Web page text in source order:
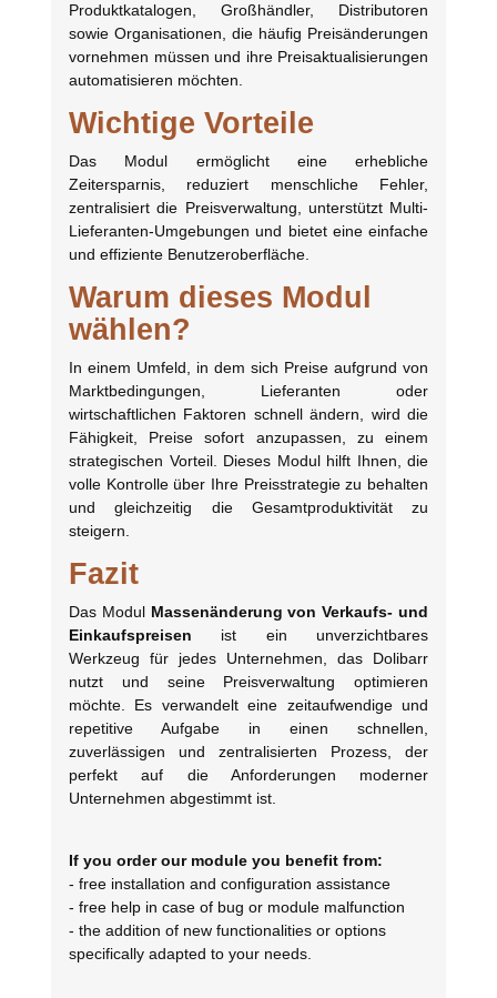
Produktkatalogen, Großhändler, Distributoren
sowie Organisationen, die häufig Preisänderungen
vornehmen müssen und ihre Preisaktualisierungen
automatisieren möchten.
Wichtige Vorteile
Das Modul ermöglicht eine erhebliche
Zeitersparnis, reduziert menschliche Fehler,
zentralisiert die Preisverwaltung, unterstützt Multi-
Lieferanten-Umgebungen und bietet eine einfache
und effiziente Benutzeroberfläche.
Warum dieses Modul
wählen?
In einem Umfeld, in dem sich Preise aufgrund von
Marktbedingungen, Lieferanten oder
wirtschaftlichen Faktoren schnell ändern, wird die
Fähigkeit, Preise sofort anzupassen, zu einem
strategischen Vorteil. Dieses Modul hilft Ihnen, die
volle Kontrolle über Ihre Preisstrategie zu behalten
und gleichzeitig die Gesamtproduktivität zu
steigern.
Fazit
Das Modul Massenänderung von Verkaufs- und
Einkaufspreisen ist ein unverzichtbares
Werkzeug für jedes Unternehmen, das Dolibarr
nutzt und seine Preisverwaltung optimieren
möchte. Es verwandelt eine zeitaufwendige und
repetitive Aufgabe in einen schnellen,
zuverlässigen und zentralisierten Prozess, der
perfekt auf die Anforderungen moderner
Unternehmen abgestimmt ist.
If you order our module you benefit from:
- free installation and configuration assistance
- free help in case of bug or module malfunction
- the addition of new functionalities or options
specifically adapted to your needs.